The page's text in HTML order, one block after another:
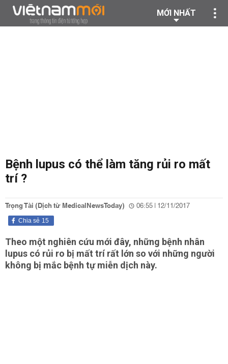
MỚI NHẤT
Bệnh lupus có thể làm tăng rủi ro mất
trí ?
Trọng Tài (Dịch từ MedicalNewsToday) 06:55 | 12/11/2017
15
Chia sẻ
Theo một nghiên cứu mới đây, những bệnh nhân
lupus có rủi ro bị mất trí rất lớn so với những người
không bị mắc bệnh tự miễn dịch này.